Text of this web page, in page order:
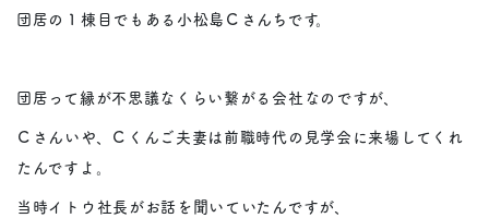
団居の１棟目でもある小松島Ｃさんちです。
団居って縁が不思議なくらい繋がる会社なのですが、
Ｃさんいや、Ｃくんご夫妻は前職時代の見学会に来場してくれ
たんですよ。
当時イトウ社長がお話を聞いていたんですが、